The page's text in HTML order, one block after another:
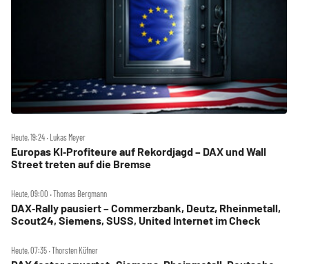
Heute, 19:24 ‧ Lukas Meyer
Europas KI‑Profiteure auf Rekordjagd – DAX und Wall
Street treten auf die Bremse
Heute, 09:00 ‧ Thomas Bergmann
DAX‑Rally pausiert – Commerzbank, Deutz, Rheinmetall,
Scout24, Siemens, SUSS, United Internet im Check
Heute, 07:35 ‧ Thorsten Küfner